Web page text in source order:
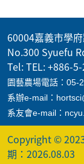
60004嘉義市學
No.300 Syuefu
Tel: TEL: +886-
園藝農場電話：05-
系辦e-mail：
系友會e-mail：
Copyright ©
期：2026.08.03